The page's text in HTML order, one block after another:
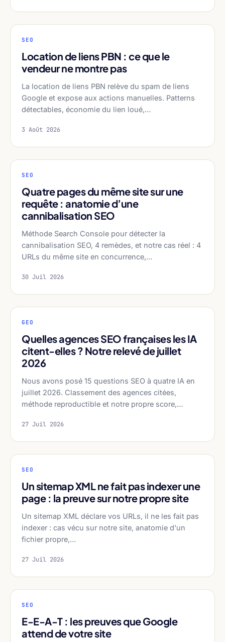
SEO
Location de liens PBN : ce que le
vendeur ne montre pas
La location de liens PBN relève du spam de liens
Google et expose aux actions manuelles. Patterns
détectables, économie du lien loué,…
3 Août 2026
SEO
Quatre pages du même site sur une
requête : anatomie d’une
cannibalisation SEO
Méthode Search Console pour détecter la
cannibalisation SEO, 4 remèdes, et notre cas réel : 4
URLs du même site en concurrence,…
30 Juil 2026
GEO
Quelles agences SEO françaises les IA
citent-elles ? Notre relevé de juillet
2026
Nous avons posé 15 questions SEO à quatre IA en
juillet 2026. Classement des agences citées,
méthode reproductible et notre propre score,…
27 Juil 2026
SEO
Un sitemap XML ne fait pas indexer une
page : la preuve sur notre propre site
Un sitemap XML déclare vos URLs, il ne les fait pas
indexer : cas vécu sur notre site, anatomie d'un
fichier propre,…
27 Juil 2026
SEO
E-E-A-T : les preuves que Google
attend de votre site